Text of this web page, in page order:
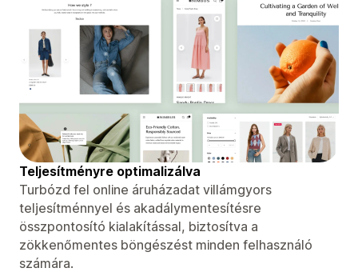
Teljesítményre optimalizálva
Turbózd fel online áruházadat villámgyors
teljesítménnyel és akadálymentesítésre
összpontosító kialakítással, biztosítva a
zökkenőmentes böngészést minden felhasználó
számára.